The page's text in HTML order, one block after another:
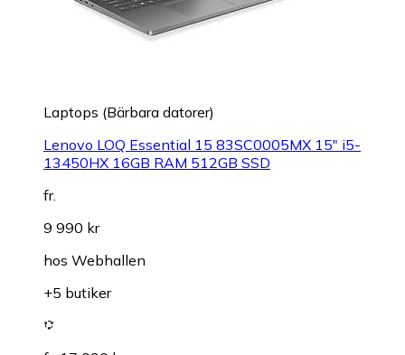
Laptops (Bärbara datorer)
Lenovo LOQ Essential 15 83SC0005MX 15" i5-
13450HX 16GB RAM 512GB SSD
fr.
9 990 kr
hos Webhallen
+5 butiker